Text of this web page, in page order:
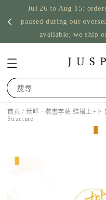
Jul 26 to Aug 15:
paused during our
available; we ship
搜尋
首頁 / 葉曄 - 楷書字帖 結構上+下
Structure